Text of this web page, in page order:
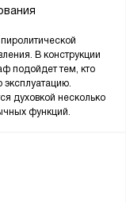
В конструкции
подойдет тем, кто
духовкой несколько
функций.